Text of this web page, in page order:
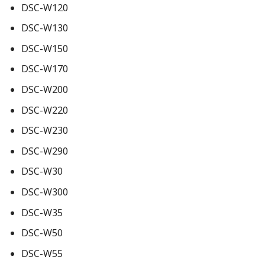
DSC-W120
DSC-W130
DSC-W150
DSC-W170
DSC-W200
DSC-W220
DSC-W230
DSC-W290
DSC-W30
DSC-W300
DSC-W35
DSC-W50
DSC-W55